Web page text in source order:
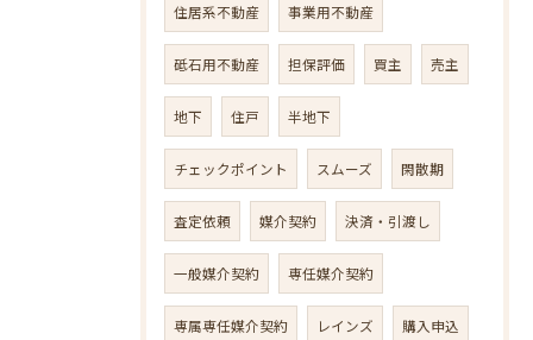
住居系不動産 事業用不動産
砥石用不動産 担保評価 買主 売主
地下 住戸 半地下
チェックポイント スムーズ 閑散期
査定依頼 媒介契約 決済・引渡し
一般媒介契約 専任媒介契約
専属専任媒介契約 レインズ 購入申込